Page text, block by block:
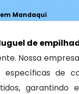
Mandaqui
de
Nossa
específicas de
garantindo